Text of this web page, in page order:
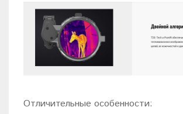
Отличительные особенности: